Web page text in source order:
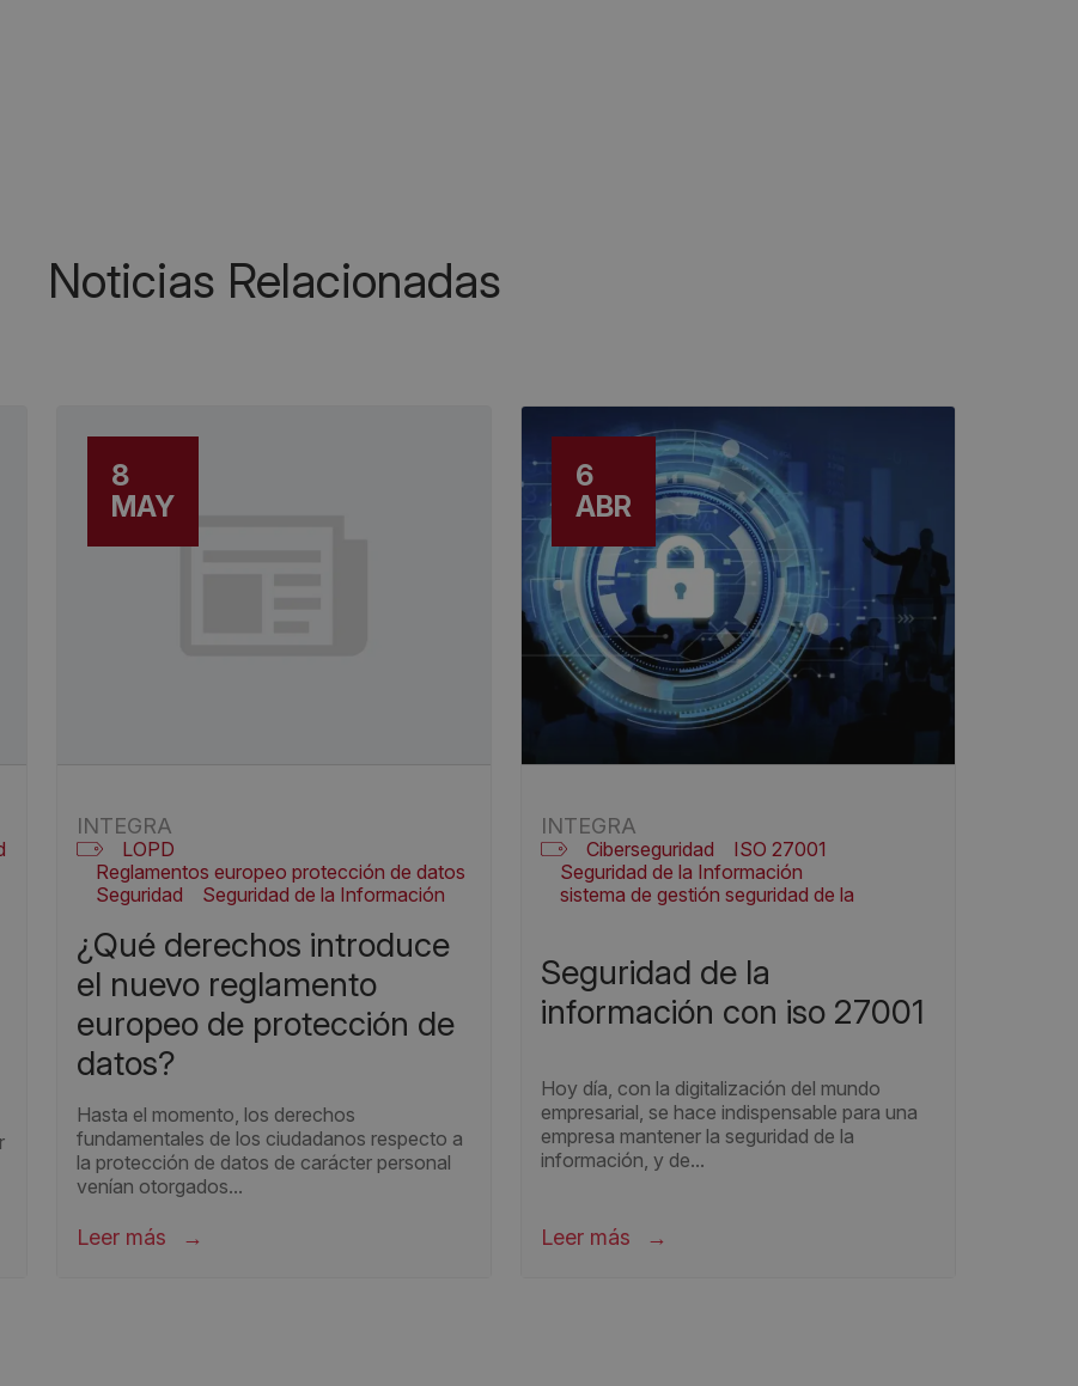
Noticias Relacionadas
8
MAY
INTEGRA
LOPD
Reglamentos europeo protección de datos
Seguridad
Seguridad de la Información
¿qué derechos introduce
el nuevo reglamento
europeo de protección de
datos?
Hasta el momento, los derechos
fundamentales de los ciudadanos respecto a
la protección de datos de carácter personal
venían otorgados...
Leer más
6
ABR
INTEGRA
Ciberseguridad
ISO 27001
Seguridad de la Información
sistema de gestión seguridad de la
seguridad de la
información con iso 27001
Hoy día, con la digitalización del mundo
empresarial, se hace indispensable para una
empresa mantener la seguridad de la
información, y de...
Leer más